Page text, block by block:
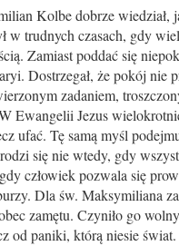
Kolbe dobrze wiedział,
w trudnych czasach, gdy
Zamiast poddać się
Dostrzegał, że pokój nie
zadaniem,
Ewangelii Jezus
ufać. Tę samą myśl
się nie wtedy, gdy
człowiek pozwala się
Dla św. Maksymiliana
zamętu. Czyniło go
od paniki, którą niesie świat.